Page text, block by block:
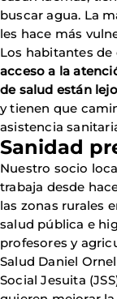
buscar agua. La
les hace más
Los habitantes
acceso a la
de salud están
y tienen que
asistencia
Sanidad
Nuestro socio
trabaja desde
las zonas rurales
salud pública e
profesores y
Salud Daniel
Social Jesuita